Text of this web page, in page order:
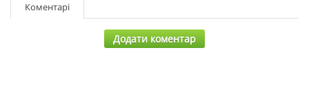
Коментарі
Додати коментар